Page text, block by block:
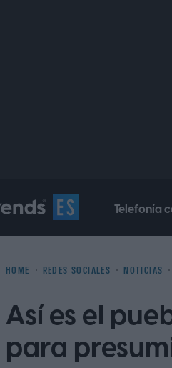
Telefonía
HOME REDES SOCIALES NOTICIAS
Así es el
para